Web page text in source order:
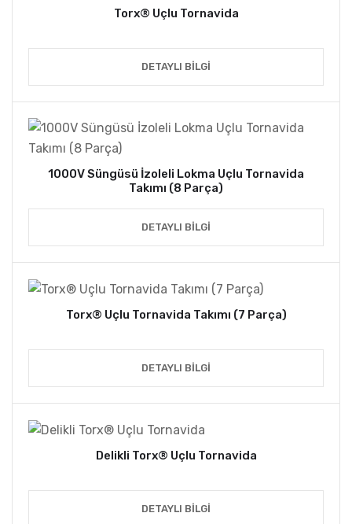
Torx® Uçlu Tornavida
DETAYLI BILGI
1000V Süngüsü İzoleli Lokma Uçlu Tornavida
Takımı (8 Parça)
DETAYLI BILGI
Torx® Uçlu Tornavida Takımı (7 Parça)
DETAYLI BILGI
Delikli Torx® Uçlu Tornavida
DETAYLI BILGI